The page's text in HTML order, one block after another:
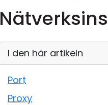
I den här artikeln
Port
Proxy